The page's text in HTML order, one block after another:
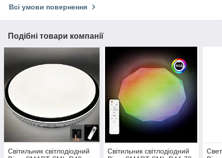
Всі умови повернення
Подібні товари компанії
Світильник світлодіодний
Світильник світлодіодний